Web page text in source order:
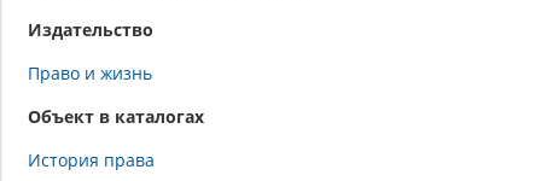
Издательство
Право и жизнь
Объект в каталогах
История права